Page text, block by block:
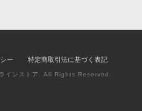
ー 特定商取引法に基づく表記
インストア. All Rights Reserved.